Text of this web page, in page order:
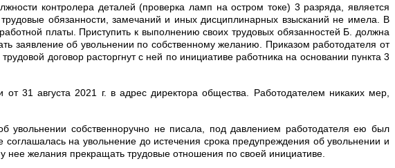
контролера деталей (проверка ламп на остром токе) 3 разряда, является
обязанности, замечаний и иных дисциплинарных взысканий не имела. В
платы. Приступить к выполнению своих трудовых обязанностей Б. должна
заявление об увольнении по собственному желанию. Приказом работодателя от
договор расторгнут с ней по инициативе работника на основании пункта 3
31 августа 2021 г. в адрес директора общества. Работодателем никаких мер,
увольнении собственноручно не писала, под давлением работодателя ею был
на увольнение до истечения срока предупреждения об увольнении и
нее желания прекращать трудовые отношения по своей инициативе.